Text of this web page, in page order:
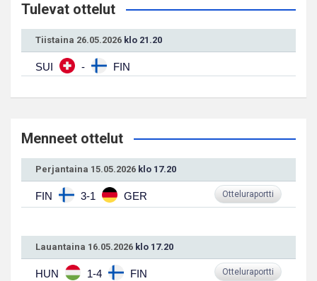
Tulevat ottelut
Tiistaina 26.05.2026 klo 21.20
SUI - FIN
Menneet ottelut
Perjantaina 15.05.2026 klo 17.20
FIN 3-1 GER Otteluraportti
Lauantaina 16.05.2026 klo 17.20
HUN 1-4 FIN Otteluraportti